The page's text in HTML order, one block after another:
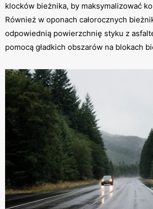
klocków bieżnika, by maksymalizować
Również w oponach całorocznych
odpowiednią powierzchnię styku z
pomocą gładkich obszarów na blokach